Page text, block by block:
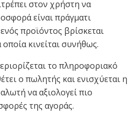
στον χρήστη να
είναι πράγματι
προϊόντος βρίσκεται
κινείται συνήθως.
το πληροφοριακό
ο πωλητής και ενισχύεται η
να αξιολογεί πιο
της αγοράς.